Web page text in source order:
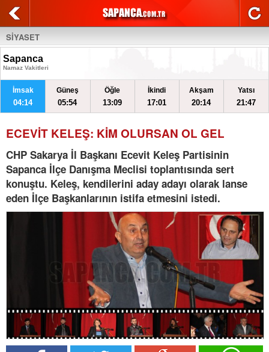
SİYASET
Sapanca
Namaz Vakitleri
İmsak
04:14
Güneş
05:54
Öğle
13:09
İkindi
17:01
Akşam
20:14
Yatsı
21:47
ECEVİT KELEŞ: KİM OLURSAN OL GEL
CHP Sakarya İl Başkanı Ecevit Keleş Partisinin
Sapanca İlçe Danışma Meclisi toplantısında sert
konuştu. Keleş, kendilerini aday adayı olarak lanse
eden İlçe Başkanlarının istifa etmesini istedi.